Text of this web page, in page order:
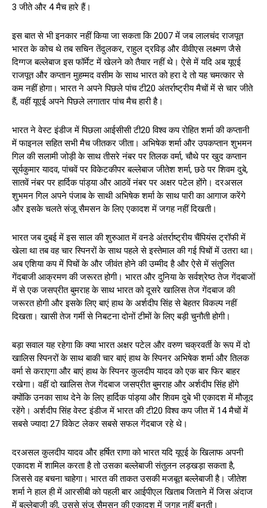
3 जीते और 4 मैच हारे हैं।
इस बात से भी इनकार नहीं किया जा सकता कि 2007 में जब लालचंद राजपूत
भारत के कोच थे तब सचिन तेंदुलकर, राहुल द्रविड़ और वीवीएस लक्ष्मण जैसे
दिग्गज बल्लेबाज इस फॉर्मेट में खेलने को तैयार नहीं थे। ऐसे में यदि अब यूएई
राजपूत और कप्तान मुहम्मद वसीम के साथ भारत को हरा दे तो यह चमत्कार से
कम नहीं होगा। भारत ने अपने पिछले पांच टी20 अंतर्राष्ट्रीय मैचों में से चार जीते
हैं, वहीं यूएई अपने पिछले लगातार पांच मैच हारी है।
भारत ने वेस्ट इंडीज में पिछला आईसीसी टी20 विश्व कप रोहित शर्मा की कप्तानी
में फाइनल सहित सभी मैच जीतकर जीता। अभिषेक शर्मा और उपकप्तान शुभमन
गिल की सलामी जोड़ी के साथ तीसरे नंबर पर तिलक वर्मा, चौथे पर खुद कप्तान
सूर्यकुमार यादव, पांचवें पर विकेटकीपर बल्लेबाज जीतेश शर्मा, छठे पर शिवम दुबे,
सातवें नंबर पर हार्दिक पांड्या और आठवें नंबर पर अक्षर पटेल होंगे। दरअसल
शुभमन गिल अपने पंजाब के साथी अभिषेक शर्मा के साथ पारी का आगाज करेंगे
और इसके चलते संजू सैमसन के लिए एकादश में जगह नहीं दिखती।
भारत जब दुबई में इस साल की शुरुआत में वनडे अंतर्राष्ट्रीय चैंपियंस ट्रॉफी में
खेला था तब वह चार स्पिनरों के साथ पहले से इस्तेमाल की गई पिचों में उतरा था।
अब एशिया कप में पिचों के और जीवंत होने की उम्मीद है और ऐसे में संतुलित
गेंदबाजी आक्रमण की जरूरत होगी। भारत और दुनिया के सर्वश्रेष्ठ तेज गेंदबाजों
में से एक जसप्रीत बुमराह के साथ भारत को दूसरे खालिस तेज गेंदबाज की
जरूरत होगी और इसके लिए बाएं हाथ के अर्शदीप सिंह से बेहतर विकल्प नहीं
दिखता। खासी तेज गर्मी से निबटना दोनों टीमों के लिए बड़ी चुनौती होगी।
बड़ा सवाल यह रहेगा कि क्या भारत अक्षर पटेल और वरुण चक्रवर्ती के रूप में दो
खालिस स्पिनरों के साथ बाकी चार बाएं हाथ के स्पिनर अभिषेक शर्मा और तिलक
वर्मा से कराएगा और बाएं हाथ के स्पिनर कुलदीप यादव को एक बार फिर बाहर
रखेगा। वहीं दो खालिस तेज गेंदबाज जसप्रीत बुमराह और अर्शदीप सिंह होंगे
क्योंकि उनका साथ देने के लिए हार्दिक पांड्या और शिवम दुबे भी एकादश में मौजूद
रहेंगे। अर्शदीप सिंह वेस्ट इंडीज में भारत की टी20 विश्व कप जीत में 14 मैचों में
सबसे ज्यादा 27 विकेट लेकर सबसे सफल गेंदबाज रहे थे।
दरअसल कुलदीप यादव और हर्षित राणा को भारत यदि यूएई के खिलाफ अपनी
एकादश में शामिल करता है तो उसका बल्लेबाजी संतुलन लड़खड़ा सकता है,
जिससे वह बचना चाहेगा। भारत की ताकत उसकी मजबूत बल्लेबाजी है। जीतेश
शर्मा ने हाल ही में आरसीबी को पहली बार आईपीएल खिताब जिताने में जिस अंदाज
में बल्लेबाजी की, उससे संजू सैमसन की एकादश में जगह नहीं बनती।